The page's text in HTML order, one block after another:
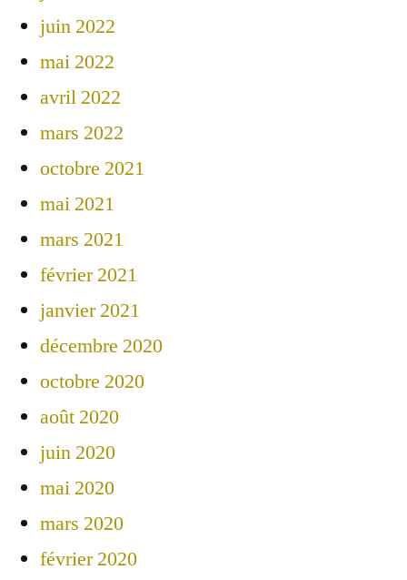
juin 2022
mai 2022
avril 2022
mars 2022
octobre 2021
mai 2021
mars 2021
février 2021
janvier 2021
décembre 2020
octobre 2020
août 2020
juin 2020
mai 2020
mars 2020
février 2020